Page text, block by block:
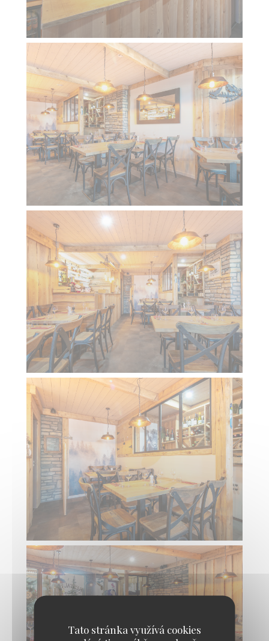
Tato stránka využívá cookies